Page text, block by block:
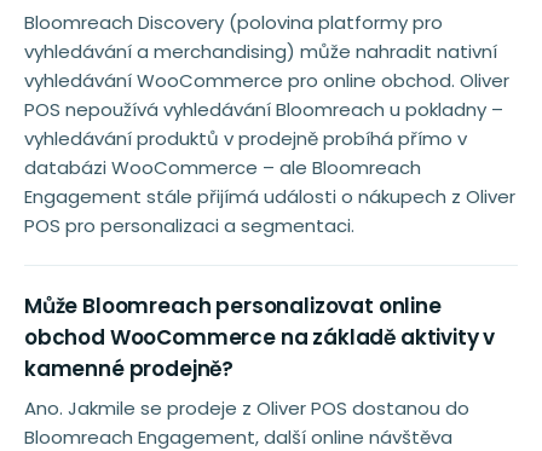
Bloomreach Discovery (polovina platformy pro
vyhledávání a merchandising) může nahradit nativní
vyhledávání WooCommerce pro online obchod. Oliver
POS nepoužívá vyhledávání Bloomreach u pokladny –
vyhledávání produktů v prodejně probíhá přímo v
databázi WooCommerce – ale Bloomreach
Engagement stále přijímá události o nákupech z Oliver
POS pro personalizaci a segmentaci.
Může Bloomreach personalizovat online
obchod WooCommerce na základě aktivity v
kamenné prodejně?
Ano. Jakmile se prodeje z Oliver POS dostanou do
Bloomreach Engagement, další online návštěva